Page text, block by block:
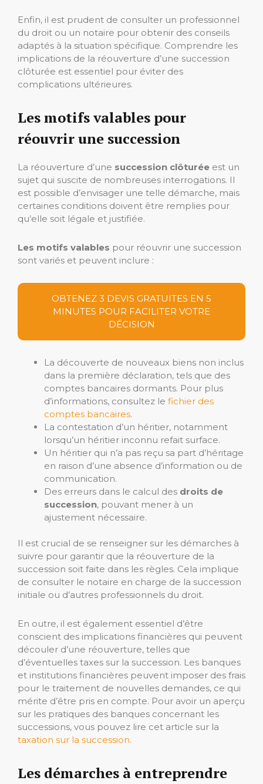
Enfin, il est prudent de consulter un professionnel
du droit ou un notaire pour obtenir des conseils
adaptés à la situation spécifique. Comprendre les
implications de la réouverture d’une succession
clôturée est essentiel pour éviter des
complications ultérieures.
Les motifs valables pour
réouvrir une succession
La réouverture d’une succession clôturée est un
sujet qui suscite de nombreuses interrogations. Il
est possible d’envisager une telle démarche, mais
certaines conditions doivent être remplies pour
qu’elle soit légale et justifiée.
Les motifs valables pour réouvrir une succession
sont variés et peuvent inclure :
OBTENEZ 3 DEVIS GRATUITES EN 5
MINUTES POUR FACILITER VOTRE
DÉCISION
La découverte de nouveaux biens non inclus
dans la première déclaration, tels que des
comptes bancaires dormants. Pour plus
d’informations, consultez le fichier des
comptes bancaires.
La contestation d’un héritier, notamment
lorsqu’un héritier inconnu refait surface.
Un héritier qui n’a pas reçu sa part d’héritage
en raison d’une absence d’information ou de
communication.
Des erreurs dans le calcul des droits de
succession, pouvant mener à un
ajustement nécessaire.
Il est crucial de se renseigner sur les démarches à
suivre pour garantir que la réouverture de la
succession soit faite dans les règles. Cela implique
de consulter le notaire en charge de la succession
initiale ou d’autres professionnels du droit.
En outre, il est également essentiel d’être
conscient des implications financières qui peuvent
découler d’une réouverture, telles que
d’éventuelles taxes sur la succession. Les banques
et institutions financières peuvent imposer des frais
pour le traitement de nouvelles demandes, ce qui
mérite d’être pris en compte. Pour avoir un aperçu
sur les pratiques des banques concernant les
successions, vous pouvez lire cet article sur la
taxation sur la succession.
Les démarches à entreprendre